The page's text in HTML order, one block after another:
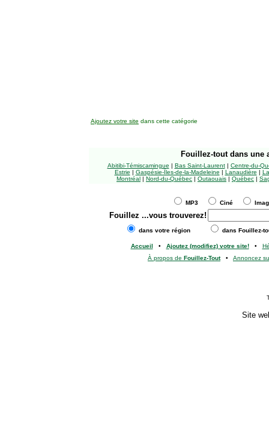
Ajoutez votre site dans cette catégorie
Fouillez-tout dans une
Abitibi-Témiscamingue | Bas Saint-Laurent| Centre-du-
Estrie | Gaspésie-Îles-de-la-Madeleine | Lanaudière |
Montréal | Nord-du-Québec | Outaouais | Québec |
MP3 Ciné
Fouillez ...vous trouverez!
dans votre région dans Fouillez-
Accueil • Ajoutez (modifiez) votre site!•
À propos de Fouillez-Tout• Annoncez
Site